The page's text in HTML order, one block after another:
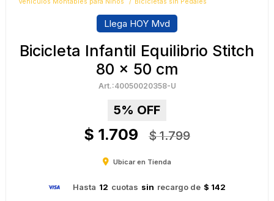
Vehículos Montables para Niños Bicicletas sin Pedales
Llega HOY Mvd
Bicicleta Infantil Equilibrio Stitch
80 x 50 cm
40050020358-U
5
$ 1.709 $ 1.799
Ubicar en Tienda
Hasta 12 cuotas sin recargo de $ 142